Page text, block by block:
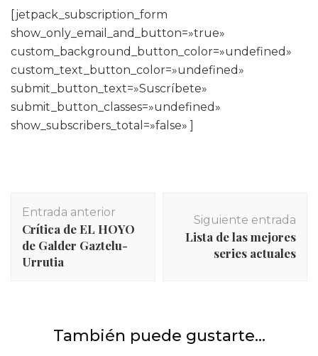
[jetpack_subscription_form
show_only_email_and_button=»true»
custom_background_button_color=»undefined»
custom_text_button_color=»undefined»
submit_button_text=»Suscríbete»
submit_button_classes=»undefined»
show_subscribers_total=»false» ]
de
entradas
Entrada anterior
Crítica de EL HOYO
de Galder Gaztelu-
Urrutia
Siguiente entrada
Lista de las mejores
series actuales
También puede gustarte...
Películas y series
MANIAC
INICIO,Películas y series,Series